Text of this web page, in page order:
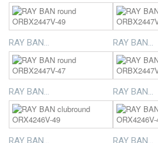
RAY BAN... RAY BAN...
RAY BAN... RAY BAN...
RAY BAN... RAY BAN...